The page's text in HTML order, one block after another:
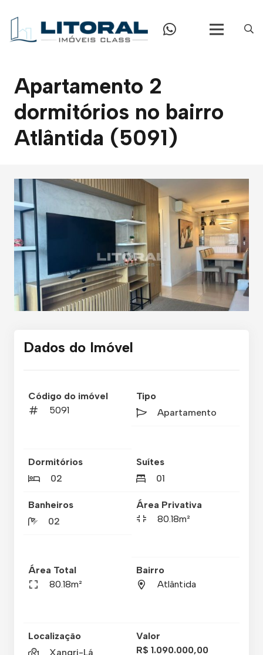
Apartamento 2
dormitórios no bairro
Atlântida (5091)
Dados do Imóvel
Código do imóvel
5091
Tipo
Apartamento
Dormitórios
02
Suítes
01
Banheiros
02
Área Privativa
80.18m²
Área Total
80.18m²
Bairro
Atlântida
Localização
Xangri-Lá
Valor
R$ 1.090.000,00